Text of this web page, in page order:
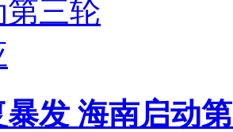
发 海南启动